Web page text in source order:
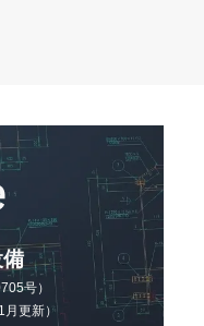
許証番号など
す。また，ユ
ユーザーの個
情報を,当社
配信先などを
。）などから
号）
月更新）